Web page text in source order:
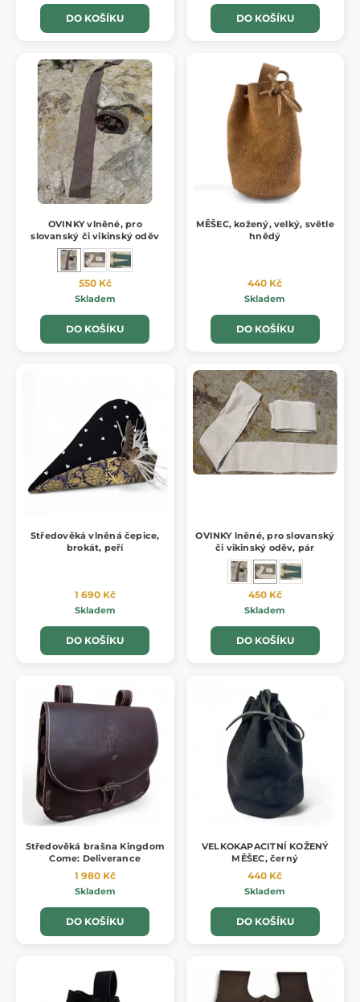
DO KOŠÍKU DO KOŠÍKU
OVINKY vlněné, pro
slovanský či vikinský oděv
550 Kč
Skladem
DO KOŠÍKU
MĚŠEC, kožený, velký, světle
hnědý
440 Kč
Skladem
DO KOŠÍKU
Středověká vlněná čepice,
brokát, peří
1 690 Kč
Skladem
DO KOŠÍKU
OVINKY lněné, pro slovanský
či vikinský oděv, pár
450 Kč
Skladem
DO KOŠÍKU
Středověká brašna Kingdom
Come: Deliverance
1 980 Kč
Skladem
DO KOŠÍKU
VELKOKAPACITNÍ KOŽENÝ
MĚŠEC, černý
440 Kč
Skladem
DO KOŠÍKU